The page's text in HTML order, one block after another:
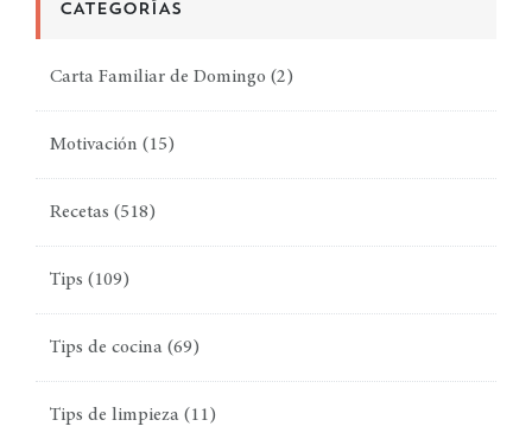
CATEGORÍAS
Carta Familiar de Domingo (2)
Motivación (15)
Recetas (518)
Tips (109)
Tips de cocina (69)
Tips de limpieza (11)